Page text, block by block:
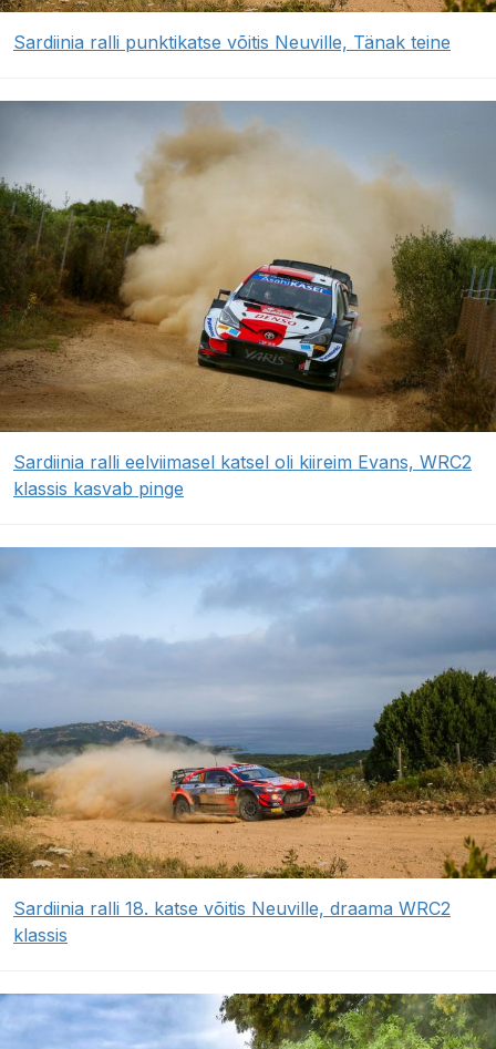
Sardiinia ralli punktikatse võitis Neuville, Tänak teine
Sardiinia ralli eelviimasel katsel oli kiireim Evans, WRC2
klassis kasvab pinge
Sardiinia ralli 18. katse võitis Neuville, draama WRC2
klassis